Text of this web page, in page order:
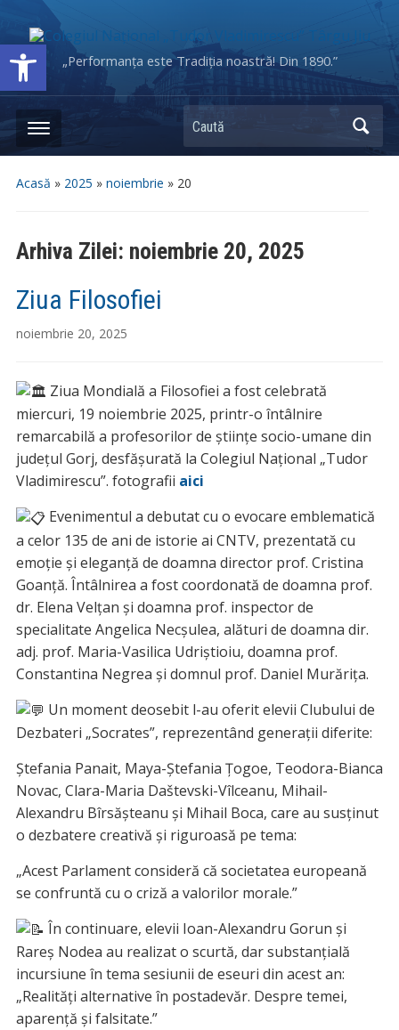
Deschide bara de unelte„Performanța este Tradiția noastră! Din 1890.”
Caută
Acasă » 2025 » noiembrie » 20
Arhiva Zilei: noiembrie 20, 2025
Ziua Filosofiei
noiembrie 20, 2025
Ziua Mondială a Filosofiei a fost celebrată
miercuri, 19 noiembrie 2025, printr-o întâlnire
remarcabilă a profesorilor de științe socio-umane din
județul Gorj, desfășurată la Colegiul Național „Tudor
Vladimirescu”. fotografii aici
Evenimentul a debutat cu o evocare emblematică
a celor 135 de ani de istorie ai CNTV, prezentată cu
emoție și eleganță de doamna director prof. Cristina
Goanță. Întâlnirea a fost coordonată de doamna prof.
dr. Elena Velțan și doamna prof. inspector de
specialitate Angelica Necșulea, alături de doamna dir.
adj. prof. Maria-Vasilica Udriștioiu, doamna prof.
Constantina Negrea și domnul prof. Daniel Murăriţa.
Un moment deosebit l-au oferit elevii Clubului de
Dezbateri „Socrates”, reprezentând generații diferite:
Ștefania Panait, Maya-Ștefania Țogoe, Teodora-Bianca
Novac, Clara-Maria Daštevski-Vîlceanu, Mihail-
Alexandru Bîrsășteanu și Mihail Boca, care au susținut
o dezbatere creativă și riguroasă pe tema:
„Acest Parlament consideră că societatea europeană
se confruntă cu o criză a valorilor morale.”
În continuare, elevii Ioan-Alexandru Gorun și
Rareș Nodea au realizat o scurtă, dar substanțială
incursiune în tema sesiunii de eseuri din acest an:
„Realități alternative în postadevăr. Despre temei,
aparență și falsitate.”